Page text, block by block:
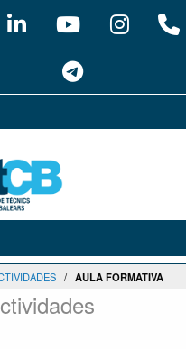
/ AULA FORMATIVA